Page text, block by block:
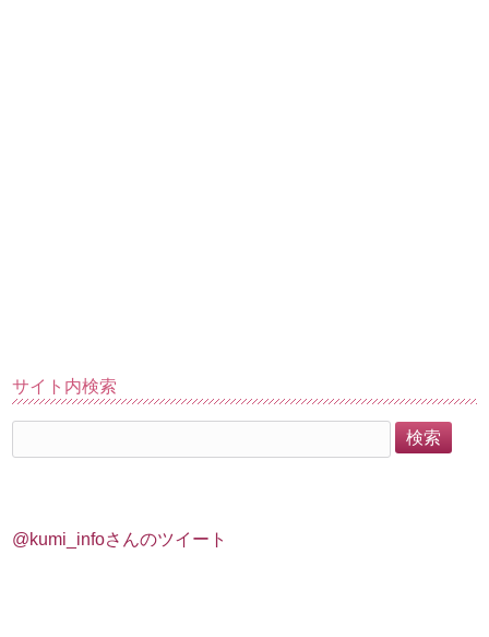
サイト内検索
@kumi_infoさんのツイート